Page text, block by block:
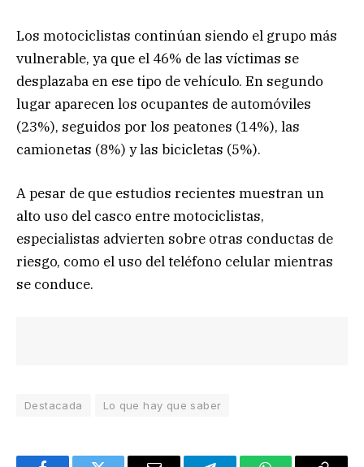
Los motociclistas continúan siendo el grupo más
vulnerable, ya que el 46% de las víctimas se
desplazaba en ese tipo de vehículo. En segundo
lugar aparecen los ocupantes de automóviles
(23%), seguidos por los peatones (14%), las
camionetas (8%) y las bicicletas (5%).
A pesar de que estudios recientes muestran un
alto uso del casco entre motociclistas,
especialistas advierten sobre otras conductas de
riesgo, como el uso del teléfono celular mientras
se conduce.
Destacada Lo que hay que saber